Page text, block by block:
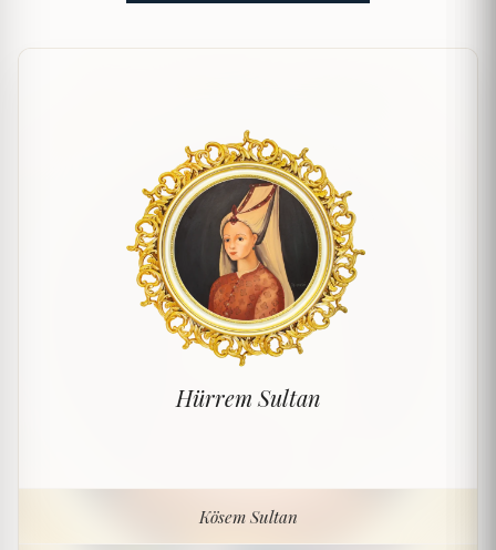
Hürrem Sultan
Kösem Sultan
Kösem Sultan